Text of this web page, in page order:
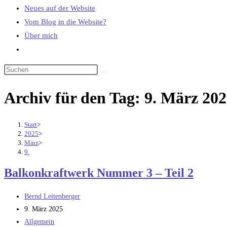
Neues auf der Website
Vom Blog in die Website?
Über mich
umschalten
Archiv für den Tag: 9. März
Start>
2025>
März>
9.
Balkonkraftwerk Nummer 3 – Teil 2
Beitrags-
Autor:
Bernd Leitenberger
Beitrag
veröffentlicht:
9. März 2025
Beitrags-
Allgemein